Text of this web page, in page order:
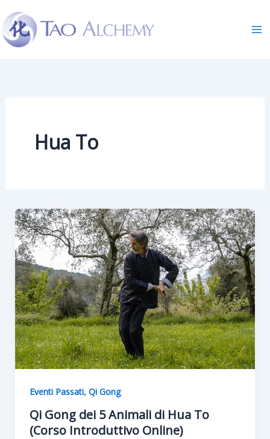
content
Hua To
Eventi Passati, Qi Gong
Qi Gong dei 5 Animali di Hua To
(Corso Introduttivo Online)